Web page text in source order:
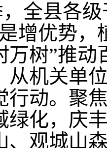
全县各
增优势，
万树”推
从机关单
行动。聚
绿化，庆
、观城山